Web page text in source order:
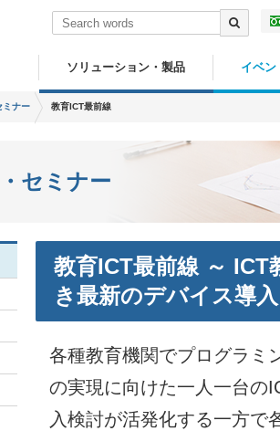
ソリューション・製品 イベン
ミナー 教育ICT最前線
セミナー
教育ICT最前線 ～ ICT
き最新のデバイス導
各種教育機関でプログラミ
の実現に向けた一人一台の
入検討が活発化する一方で